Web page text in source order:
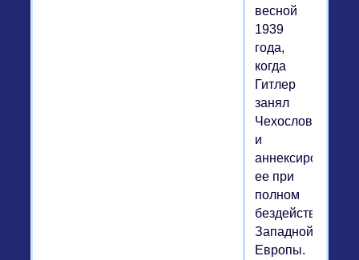
весной
1939
года,
когда
Гитлер
занял
Чехословакию
и
аннексировал
ее при
полном
бездействии
Западной
Европы.